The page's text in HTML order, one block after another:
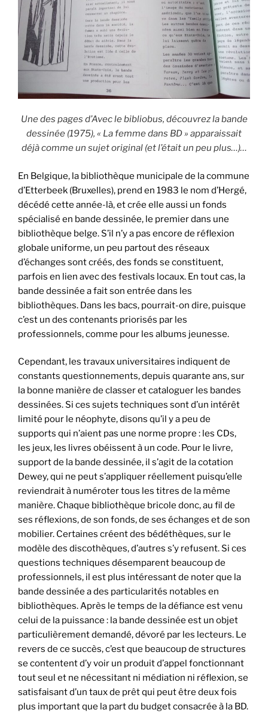
Une des pages d’Avec le bibliobus, découvrez la bande
dessinée (1975), « La femme dans BD » apparaissait
déjà comme un sujet original (et l’était un peu plus…)…
En Belgique, la bibliothèque municipale de la commune
d’Etterbeek (Bruxelles), prend en 1983 le nom d’Hergé,
décédé cette année-là, et crée elle aussi un fonds
spécialisé en bande dessinée, le premier dans une
bibliothèque belge. S’il n’y a pas encore de réflexion
globale uniforme, un peu partout des réseaux
d’échanges sont créés, des fonds se constituent,
parfois en lien avec des festivals locaux. En tout cas, la
bande dessinée a fait son entrée dans les
bibliothèques. Dans les bacs, pourrait-on dire, puisque
c’est un des contenants priorisés par les
professionnels, comme pour les albums jeunesse.
Cependant, les travaux universitaires indiquent de
constants questionnements, depuis quarante ans, sur
la bonne manière de classer et cataloguer les bandes
dessinées. Si ces sujets techniques sont d’un intérêt
limité pour le néophyte, disons qu’il y a peu de
supports qui n’aient pas une norme propre : les CDs,
les jeux, les livres obéissent à un code. Pour le livre,
support de la bande dessinée, il s’agit de la cotation
Dewey, qui ne peut s’appliquer réellement puisqu’elle
reviendrait à numéroter tous les titres de la même
manière. Chaque bibliothèque bricole donc, au fil de
ses réflexions, de son fonds, de ses échanges et de son
mobilier. Certaines créent des bédéthèques, sur le
modèle des discothèques, d’autres s’y refusent. Si ces
questions techniques désemparent beaucoup de
professionnels, il est plus intéressant de noter que la
bande dessinée a des particularités notables en
bibliothèques. Après le temps de la défiance est venu
celui de la puissance : la bande dessinée est un objet
particulièrement demandé, dévoré par les lecteurs. Le
revers de ce succès, c’est que beaucoup de structures
se contentent d’y voir un produit d’appel fonctionnant
tout seul et ne nécessitant ni médiation ni réflexion, se
satisfaisant d’un taux de prêt qui peut être deux fois
plus important que la part du budget consacrée à la BD.